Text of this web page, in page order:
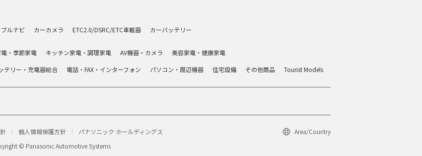
ルナビ カーカメラ ETC2.0/DSRC/ETC車載器 カーバッテリー
・季節家電 キッチン家電・調理家電 AV機器・カメラ
美容家電・健康家電
テリー・充電器総合
電話・FAX・インターフォン パソコン・周辺機器 住宅設備 その他商品 Tourist Models
個人情報保護方針 パナソニック ホールディングス
Area/Country
© Panasonic Automotive Systems